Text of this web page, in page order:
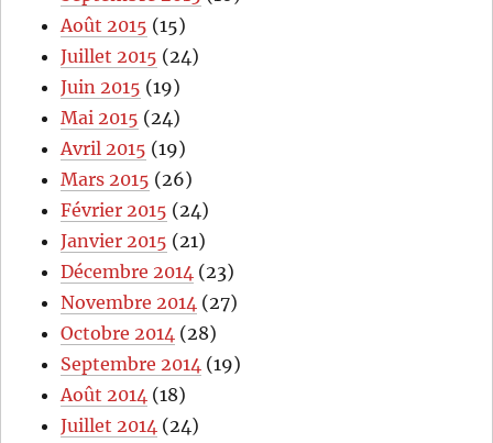
Août 2015 (15)
Juillet 2015 (24)
Juin 2015 (19)
Mai 2015 (24)
Avril 2015 (19)
Mars 2015 (26)
Février 2015 (24)
Janvier 2015 (21)
Décembre 2014 (23)
Novembre 2014 (27)
Octobre 2014 (28)
Septembre 2014 (19)
Août 2014 (18)
Juillet 2014 (24)